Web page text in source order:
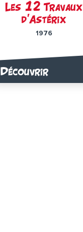
Les 12 Travaux
d’Astérix
1976
Découvrir